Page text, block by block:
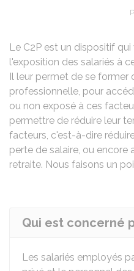
Le C2P est un dispositif
l'exposition des salariés à
Il leur permet de se former
professionnelle, pour
ou non exposé à ces
permettre de réduire leur
facteurs, c'est-à-dire
perte de salaire, ou encore
retraite. Nous faisons un
Qui est concerné
Les salariés employés